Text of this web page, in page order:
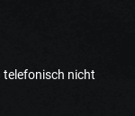
telefonisch nicht